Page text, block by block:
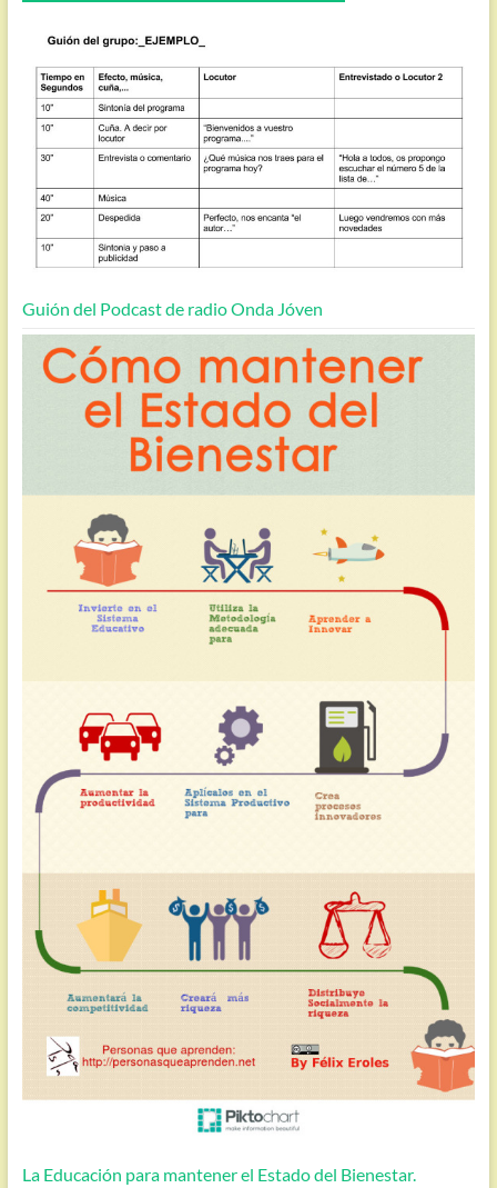
Guión del Podcast de radio Onda Jóven
La Educación para mantener el Estado del Bienestar.